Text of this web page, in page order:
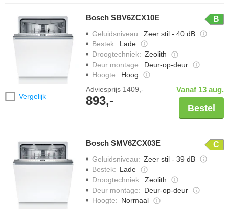
Vergelijk
Bosch SBV6ZCX10E B
Geluidsniveau: Zeer stil - 40 dB
Bestek: Lade
Droogtechniek: Zeolith
Deur montage: Deur-op-deur
Hoogte: Hoog
Adviesprijs 1409,-
893,-
Vanaf 13 aug.
Bestel
Bosch SMV6ZCX03E C
Geluidsniveau: Zeer stil - 39 dB
Bestek: Lade
Droogtechniek: Zeolith
Deur montage: Deur-op-deur
Hoogte: Normaal